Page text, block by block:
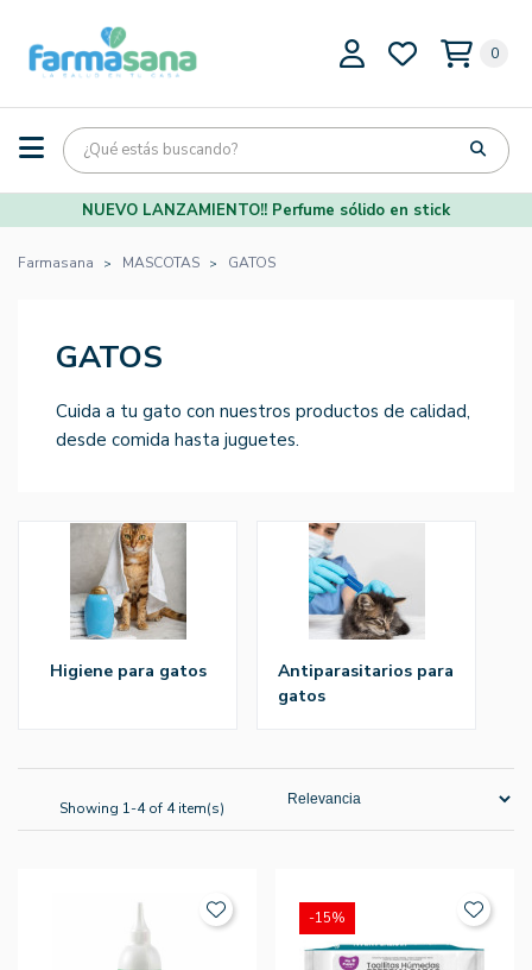
0
NUEVO LANZAMIENTO!! Perfume sólido en stick
Farmasana MASCOTAS GATOS
GATOS
Cuida a tu gato con nuestros productos de calidad,
desde comida hasta juguetes.
higiene para gatos
antiparasitarios para
gatos
Showing 1-4 of 4 item(s)
-15%